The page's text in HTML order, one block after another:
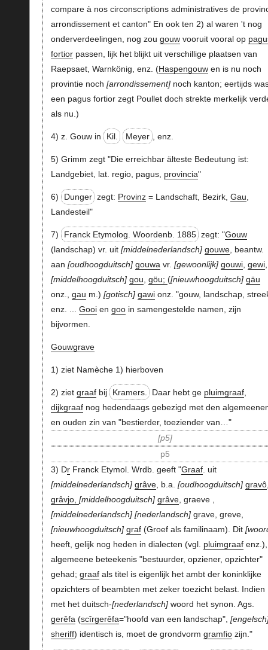
compare à nos circonscriptions administratives de
arrondissement et canton" En ook ten 2) al waren 't nog
onderverdeelingen, nog zou gouwvooruit vooral op
fortiorpassen, lijk het blijkt uit verschillige plaatsen van
Raepsaet, Warnkönig, enz. (Haspengouwen is nu noch
provintie noch arrondissement noch kanton; eertijds
een pagus fortior zegt Poullet doch strekte merkelijk
als nu.)
4) z. Gouw in Kil. Meyer , enz.
5) Grimm zegt "Die erreichbar älteste Bedeutung ist:
Landgebiet, lat. regio, pagus, provincia"
6) Dunger zegt: Provinz = Landschaft, Bezirk,Gau
Landesteil"
7) Franck Etymolog. Woordenb. 1885 zegt: "Gouw
(landschap) vr. uit middelnederlandsch gouwe, beantw.
aan oudhoogduitsch gouwa vr. gewoonlijk gouwi, gewi,
middelhoogduitsch gou göu; ( nieuwhoogduitsch gäu
onz., gau m.) gotisch gawionz. "gouw, landschap,
enz. ... Gooien gooin samengestelde namen, zijn
bijvormen.
Gouwgrave
1) ziet Namèche 1) hierboven
2) ziet graafbij Kramers. Daar hebt ge pluimgraaf
dijkgraafnog hedendaags gebezigd met den
en ouden zin van "bestierder, toeziender van…"
p5
p5
3) DrFranck Etymol. Wrdb. geeft "Graaf. uit
middelnederlandsch grâve, b.a. oudhoogduitsch gravô
grâvjo,
middelhoogduitsch grâve, graeve ,
middelnederlandsch
nederlandsch grave, greve,
nieuwhoogduitsch graf(Groef als familinaam). Dit
heeft, gelijk nog heden in dialecten (vgl. pluimgraafenz.),
algemeene beteekenis "bestuurder, opziener, opzichter"
gehad; graafals titel is eigenlijk het ambt der koninklijke
opzichters of beambten met zeker toezicht belast. Indien
met het duitsch- nederlandsch woord het synon. Ags.
gerêfa (scîrgerêfa="hoofd van een landschap",
engelsch
sheriff) identisch is, moet de grondvorm gramfiozijn."